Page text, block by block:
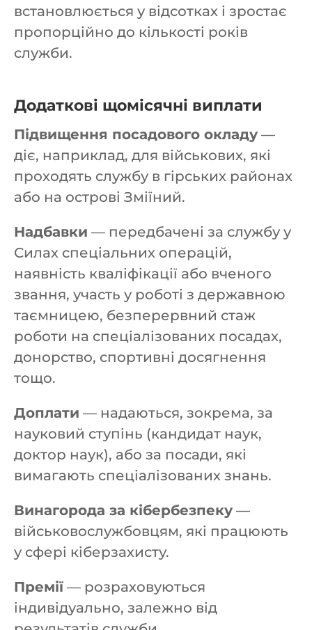
встановлюється у відсотках і зростає
пропорційно до кількості років
служби.
Додаткові щомісячні виплати
Підвищення посадового окладу —
діє, наприклад, для військових, які
проходять службу в гірських районах
або на острові Зміїний.
Надбавки — передбачені за службу у
Силах спеціальних операцій,
наявність кваліфікації або вченого
звання, участь у роботі з державною
таємницею, безперервний стаж
роботи на спеціалізованих посадах,
донорство, спортивні досягнення
тощо.
Доплати — надаються, зокрема, за
науковий ступінь (кандидат наук,
доктор наук), або за посади, які
вимагають спеціалізованих знань.
Винагорода за кібербезпеку —
військовослужбовцям, які працюють
у сфері кіберзахисту.
Премії — розраховуються
індивідуально, залежно від